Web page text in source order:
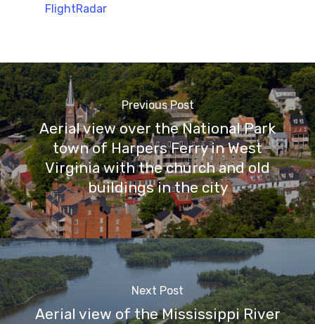
FlightRadar
Previous Post
Aerial view over the National Park
town of Harpers Ferry in West
Virginia with the church and old
buildings in the city
Next Post
Aerial view of the Mississippi River